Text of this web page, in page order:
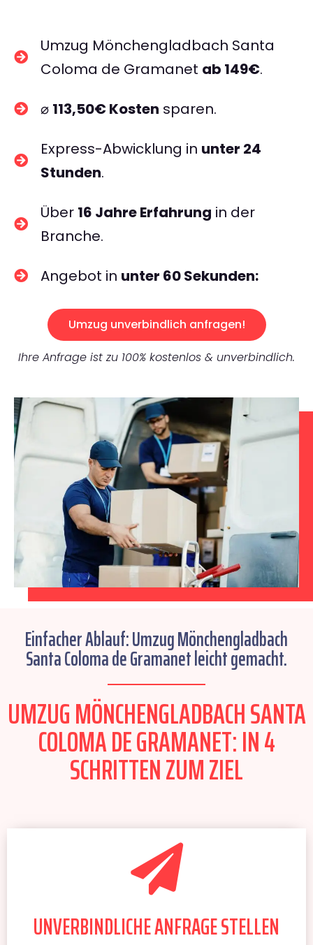
Umzug Mönchengladbach Santa
Coloma de Gramanet ab 149€.
⌀ 113,50€ Kosten sparen.
Express-Abwicklung in unter 24
Stunden.
Über 16 Jahre Erfahrung in der
Branche.
Angebot in unter 60 Sekunden:
Umzug unverbindlich anfragen!
Ihre Anfrage ist zu 100% kostenlos & unverbindlich.
Einfacher Ablauf: Umzug Mönchengladbach
Santa Coloma de Gramanet leicht gemacht.
UMZUG MÖNCHENGLADBACH SANTA
COLOMA DE GRAMANET: IN 4
SCHRITTEN ZUM ZIEL
UNVERBINDLICHE ANFRAGE STELLEN